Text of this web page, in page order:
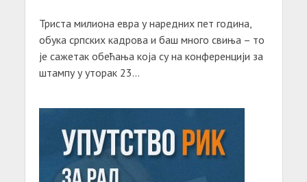
Триста милиона евра у наредних пет година,
обука српских кадрова и баш много свиња – то
је сажетак обећања која су на конференцији за
штампу у уторак 23...